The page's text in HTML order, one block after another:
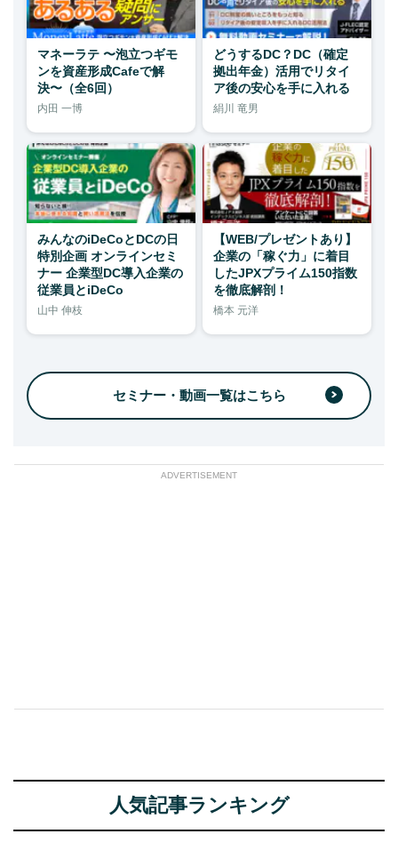
マネーラテ 〜泡立つギモ
ンを資産形成Cafeで解
決〜（全6回）
内田 一博
どうするDC？DC（確定
拠出年金）活用でリタイ
ア後の安心を手に入れる
絹川 竜男
みんなのiDeCoとDCの日
特別企画 オンラインセミ
ナー 企業型DC導入企業の
従業員とiDeCo
山中 伸枝
【WEB/プレゼントあり】
企業の「稼ぐ力」に着目
したJPXプライム150指数
を徹底解剖！
橋本 元洋
セミナー・動画一覧はこちら
ADVERTISEMENT
人気記事ランキング